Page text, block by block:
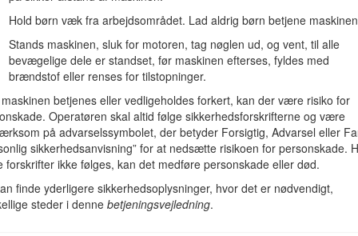
Hold børn væk fra arbejdsområdet. Lad aldrig børn betjene
Stands maskinen, sluk for motoren, tag nøglen ud, og vent, til alle
bevægelige dele er standset, før maskinen efterses, fyldes med
brændstof eller renses for tilstopninger.
maskinen betjenes eller vedligeholdes forkert, kan der være risiko for
Operatøren skal altid følge sikkerhedsforskrifterne og være
på advarselssymbolet, der betyder Forsigtig, Advarsel eller
sikkerhedsanvisning” for at nedsætte risikoen for personskade.
forskrifter ikke følges, kan det medføre personskade eller død.
finde yderligere sikkerhedsoplysninger, hvor det er nødvendigt,
steder i denne betjeningsvejledning.
Figur 1
dig særlige sikkerhedsoplysninger ved hjælp af
følger de anbefalede forholdsregler.